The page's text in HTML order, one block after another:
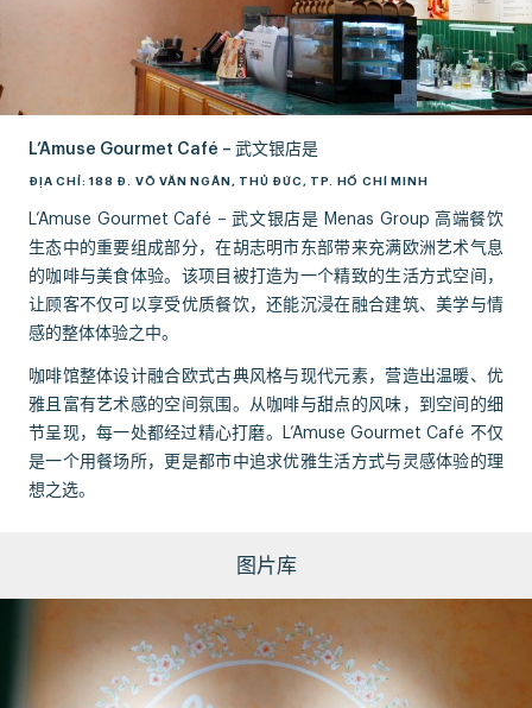
荣誉与奖项
代表项目
化妆品与香水
资产管理
度假酒店
Tiếng Việt
English
L’Amuse Gourmet Café – 武文银店是
ĐỊA CHỈ: 188 Đ. VÕ VĂN NGÂN, THỦ ĐỨC, TP. HỒ CHÍ MINH
L’Amuse Gourmet Café – 武文银店是 Menas Group 高端餐饮
生态中的重要组成部分，在胡志明市东部带来充满欧洲艺术气息
的咖啡与美食体验。该项目被打造为一个精致的生活方式空间，
让顾客不仅可以享受优质餐饮，还能沉浸在融合建筑、美学与情
感的整体体验之中。
咖啡馆整体设计融合欧式古典风格与现代元素，营造出温暖、优
雅且富有艺术感的空间氛围。从咖啡与甜点的风味，到空间的细
节呈现，每一处都经过精心打磨。L’Amuse Gourmet Café 不仅
是一个用餐场所，更是都市中追求优雅生活方式与灵感体验的理
想之选。
图片库